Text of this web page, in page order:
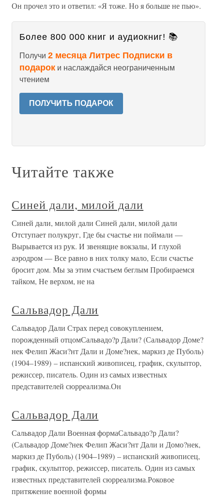
Он прочел это и ответил: «Я тоже. Но я больше не пью».
Более 800 000 книг и аудиокниг! 📚
Получи 2 месяца Литрес Подписки в
подарок и наслаждайся неограниченным
чтением
ПОЛУЧИТЬ ПОДАРОК
Читайте также
Синей дали, милой дали
Синей дали, милой дали Синей дали, милой дали
Отступает полукруг, Где бы счастье ни поймали —
Вырывается из рук. И звенящие вокзалы, И глухой
аэродром — Все равно в них толку мало, Если счастье
бросит дом. Мы за этим счастьем беглым Пробираемся
тайком, Не верхом, не на
Сальвадор Дали
Сальвадор Дали Страх перед совокуплением,
порожденный отцомСальвадо?р Дали? (Сальвадор Доме?
нек Фелип Жаси?нт Дали и Доме?нек, маркиз де Пуболь)
(1904–1989) – испанский живописец, график, скульптор,
режиссер, писатель. Один из самых известных
представителей сюрреализма.Он
Сальвадор Дали
Сальвадор Дали Военная формаСальвадо?р Дали?
(Сальвадор Доме?нек Фелип Жаси?нт Дали и Домо?нек,
маркиз де Пуболь) (1904–1989) – испанский живописец,
график, скульптор, режиссер, писатель. Один из самых
известных представителей сюрреализма.Роковое
притяжение военной формы